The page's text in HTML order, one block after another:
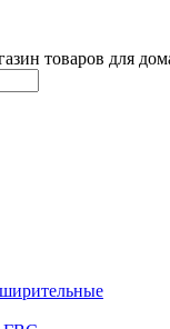
товаров для